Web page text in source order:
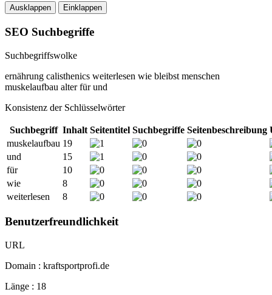
Ausklappen Einklappen
SEO Suchbegriffe
Suchbegriffswolke
ernährung calisthenics weiterlesen wie bleibst menschen
muskelaufbau alter für und
Konsistenz der Schlüsselwörter
Suchbegriff Inhalt Seitentitel Suchbegriffe Seitenbeschreibung
muskelaufbau 19
und
15
für
10
wie
8
weiterlesen
8
Benutzerfreundlichkeit
URL
Domain : kraftsportprofi.de
Länge : 18